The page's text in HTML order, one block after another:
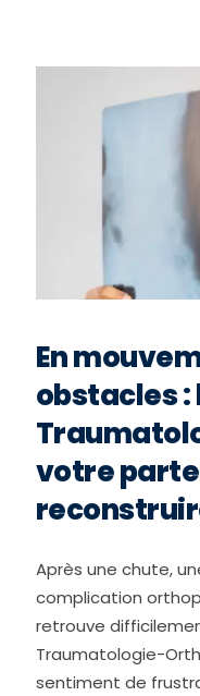
En
obstacles :
votre
Après une chute,
complication
retrouve
Traumatologie-
sentiment de